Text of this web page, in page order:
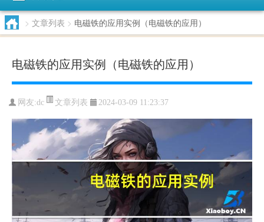
> 文章列表 > 电磁铁的应用实例（电磁铁的应用）
电磁铁的应用实例（电磁铁的应用）
网友:dc 文章列表 2024-03-09 11:23:37